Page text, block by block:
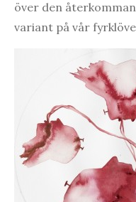
över den
variant på vår